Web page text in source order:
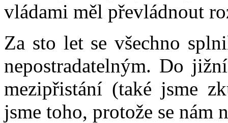
vládami měl převládnout
Za sto let se všechno
nepostradatelným. Do
mezipřistání (také jsme
jsme toho, protože se nám